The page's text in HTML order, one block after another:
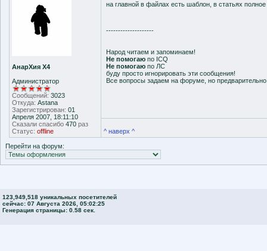
АнарХия Х4
Администратор
Сообщений: 3023
Откуда: Astana
Зарегистрирован: 01
Апреля 2007, 18:11:10
Сказали спасибо 470 раз
Статус: offline
на главной в файлах есть шаблон, в статьях
--------------------
Народ читаем и запоминаем!
Не помогаю по ICQ
Не помогаю по ЛС
буду просто игнорировать эти сообщения!
Все вопросы задаем на форуме, но
^ наверх ^
Перейти на форум:
123,949,518 уникальных посетителей
сейчас: 07 Августа 2026, 05:02:25
Генерация страницы: 0.58 сек.